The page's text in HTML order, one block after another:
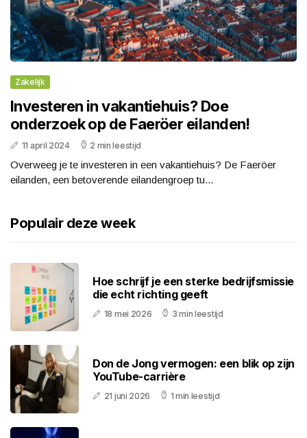
Zakelijk
Investeren in vakantiehuis? Doe
onderzoek op de Faeröer eilanden!
11 april 2024 2 min leestijd
Overweeg je te investeren in een vakantiehuis? De Faeröer
eilanden, een betoverende eilandengroep tu...
Populair deze week
Hoe schrijf je een sterke bedrijfsmissie
die echt richting geeft
18 mei 2026 3 min leestijd
Don de Jong vermogen: een blik op zijn
YouTube-carrière
21 juni 2026 1 min leestijd